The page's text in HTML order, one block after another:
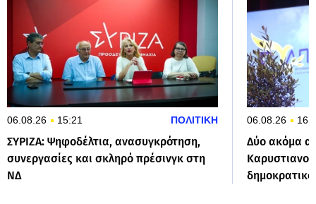
06.08.26 15:21 ΠΟΛΙΤΙΚΗ
ΣΥΡΙΖΑ: Ψηφοδέλτια, ανασυγκρότηση,
συνεργασίες και σκληρό πρέσινγκ στη
ΝΔ
06.08.26
Δύο ακόμα